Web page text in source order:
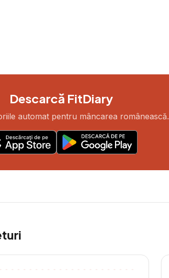
Descarcă FitDiary
automat pentru mâncarea românească.